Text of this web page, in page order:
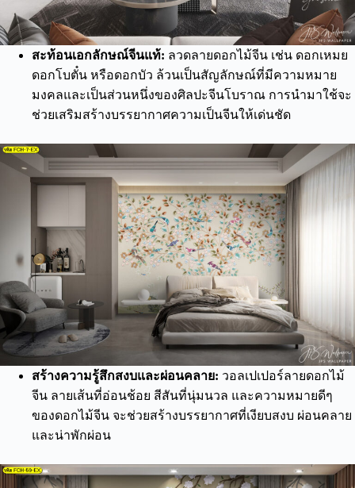
สะท้อนเอกลักษณ์จีนแท้: ลวดลายดอกไม้จีน เช่น ดอกเหมย
ดอกโบตั๋น หรือดอกบัว ล้วนเป็นสัญลักษณ์ที่มีความหมาย
มงคลและเป็นส่วนหนึ่งของศิลปะจีนโบราณ การนำมาใช้จะ
ช่วยเสริมสร้างบรรยากาศความเป็นจีนให้เด่นชัด
สร้างความรู้สึกสงบและผ่อนคลาย: วอลเปเปอร์ลายดอกไม้
จีน ลายเส้นที่อ่อนช้อย สีสันที่นุ่มนวล และความหมายดีๆ
ของดอกไม้จีน จะช่วยสร้างบรรยากาศที่เงียบสงบ ผ่อนคลาย
และน่าพักผ่อน